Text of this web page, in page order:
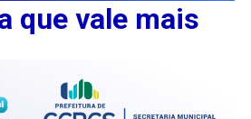
que vale mais